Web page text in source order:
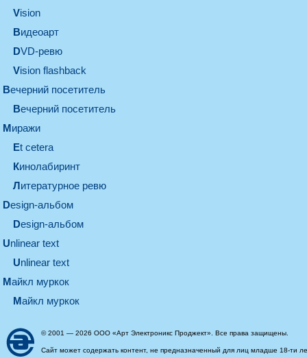
vision
видеоарт
DVD-ревю
Vision flashback
вечерний посетитель
вечерний посетитель
миражи
et cetera
кинолабиринт
литературное ревю
design-альбом
design-альбом
unlinear text
Unlinear text
майкл муркок
майкл муркок
© 2001 — 2026 ООО «Арт Электроникс Проджект». Все права защищены.
Сайт может содержать контент, не предназначенный для лиц младше 18-ти